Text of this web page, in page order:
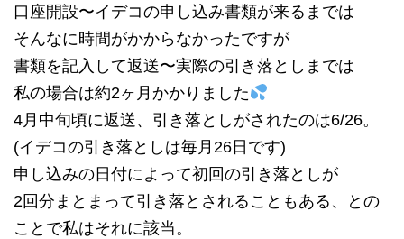
口座開設〜イデコの申し込み書類が来るまでは
そんなに時間がかからなかったですが
書類を記入して返送〜実際の引き落としまでは
私の場合は約2ヶ月かかりました
4月中旬頃に返送、引き落としがされたのは6/26。
(イデコの引き落としは毎月26日です)
申し込みの日付によって初回の引き落としが
2回分まとまって引き落とされることもある、との
ことで私はそれに該当。